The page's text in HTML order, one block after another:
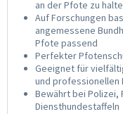
an der Pfote zu
Auf Forschungen
angemessene
Pfote passend
Perfekter
Geeignet für
und professionellen
Bewährt bei Polizei,
Diensthundestaffeln